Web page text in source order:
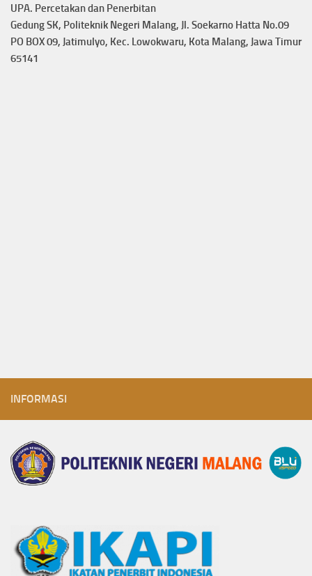
UPA. Percetakan dan Penerbitan
Gedung SK, Politeknik Negeri Malang, Jl. Soekarno Hatta No.09
PO BOX 09, Jatimulyo, Kec. Lowokwaru, Kota Malang, Jawa Timur
65141
INFORMASI